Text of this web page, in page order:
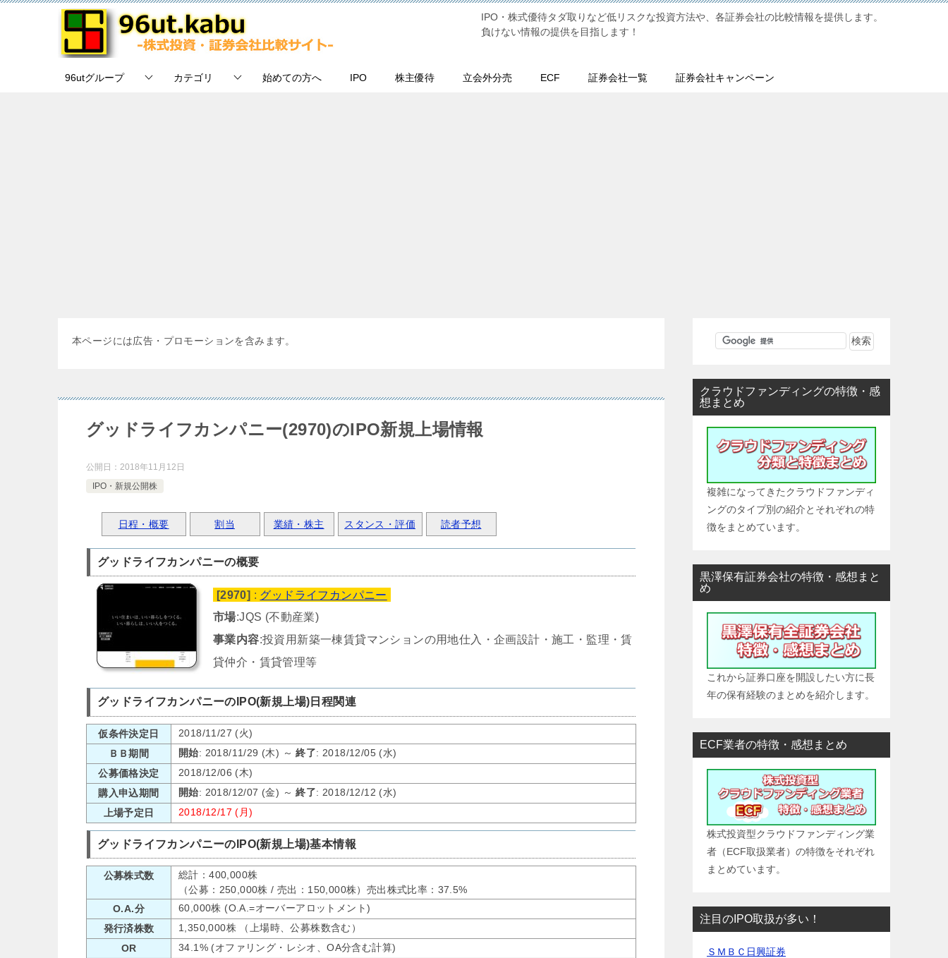
IPO・株式優待タダ取りなど低リスクな投資方法や、各証券会社の比較情報を提供します。
負けない情報の提供を目指します！
96utグループ カテゴリ 始めての方へ IPO 株主優待 立会外分売 ECF 証券会社一覧 証券会社キャンペーン
本ページには広告・プロモーションを含みます。
グッドライフカンパニー(2970)のIPO新規上場情報
公開日： 2018年11月12日
IPO・新規公開株
日程・概要 割当 業績・株主 スタンス・評価 読者予想
グッドライフカンパニーの概要
[2970] : グッドライフカンパニー
市場:JQS (不動産業)
事業内容:投資用新築一棟賃貸マンションの用地仕入・企画設計・施工・監理・賃
貸仲介・賃貸管理等
グッドライフカンパニーのIPO(新規上場)日程関連
仮条件決定日
2018/11/27 (火)
ＢＢ期間
開始: 2018/11/29 (木) ～終了: 2018/12/05 (水)
公募価格決定
2018/12/06 (木)
購入申込期間
開始: 2018/12/07 (金) ～終了: 2018/12/12 (水)
上場予定日
2018/12/17 (月)
グッドライフカンパニーのIPO(新規上場)基本情報
公募株式数
総計：400,000株
（公募：250,000株 / 売出：150,000株）売出株式比率：37.5%
O.A.分
60,000株 (O.A.=オーバーアロットメント)
発行済株数
1,350,000株 （上場時、公募株数含む）
OR
34.1% (オファリング・レシオ、OA分含む計算)
クラウドファンディングの特徴・感
想まとめ
複雑になってきたクラウドファンディ
ングのタイプ別の紹介とそれぞれの特
徴をまとめています。
黒澤保有証券会社の特徴・感想まと
め
これから証券口座を開設したい方に長
年の保有経験のまとめを紹介します。
ECF業者の特徴・感想まとめ
株式投資型クラウドファンディング業
者（ECF取扱業者）の特徴をそれぞれ
まとめています。
注目のIPO取扱が多い！
ＳＭＢＣ日興証券